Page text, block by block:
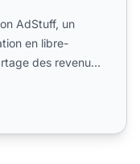
AdStuff, un
en libre-
des revenus,